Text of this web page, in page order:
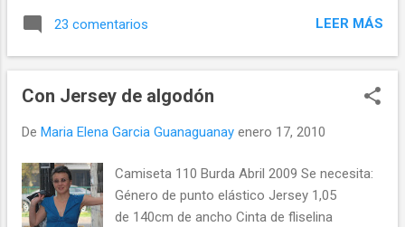
23 comentarios LEER MÁS
Con Jersey de algodón
De Maria Elena Garcia Guanaguanay enero 17, 2010
Camiseta 110 Burda Abril 2009 Se necesita:
Género de punto elástico Jersey 1,05
de 140cm de ancho Cinta de fliselina